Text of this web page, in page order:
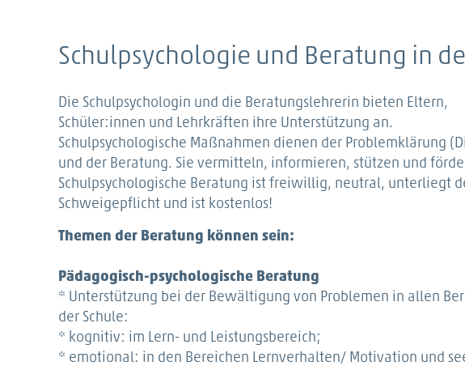
Schulpsychologie und Beratung in
Die Schulpsychologin und die Beratungslehrerin bieten Eltern,
Schüler:innen und Lehrkräften ihre Unterstützung an.
Schulpsychologische Maßnahmen dienen der Problemklärung
und der Beratung. Sie vermitteln, informieren, stützen und
Schulpsychologische Beratung ist freiwillig, neutral, unterliegt
Schweigepflicht und ist kostenlos!
Themen der Beratung können sein:
Pädagogisch-psychologische Beratung
* Unterstützung bei der Bewältigung von Problemen in allen
der Schule:
* kognitiv: im Lern- und Leistungsbereich;
* emotional: in den Bereichen Lernverhalten/ Motivation und